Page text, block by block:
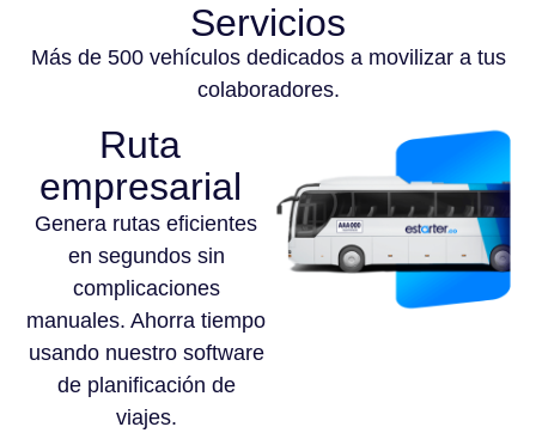
Servicios
Más de 500 vehículos dedicados a movilizar a tus
colaboradores.
Ruta
empresarial
Genera rutas eficientes
en segundos sin
complicaciones
manuales. Ahorra tiempo
usando nuestro software
de planificación de
viajes.